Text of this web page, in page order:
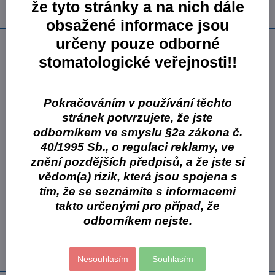
Výrobce:Cormen s.r.o.
výrobek je dermatologicky příznivý a dlouhodobě oblíbený pro
mýdel CN
Návod na použití:
Malé množství mýdla naneste na mokré ruce, dobře rozetřete a
opláchněte vodou
1 x 5 l kanytr
Více z kategorie
Cormen - úklidová chemie
že tyto stránky a na nich dále
obsažené informace jsou
určeny pouze odborné
stomatologické veřejnosti!!
Pokračováním v používání těchto
stránek potvrzujete, že jste
odborníkem ve smyslu §2a zákona č.
40/1995 Sb., o regulaci reklamy, ve
znění pozdějších předpisů, a že jste si
vědom(a) rizik, která jsou spojena s
tím, že se seznámíte s informacemi
takto určenými pro případ, že
odborníkem nejste.
Nesouhlasím Souhlasím